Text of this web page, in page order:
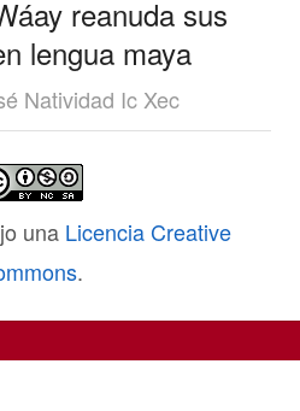
reanuda sus
lengua maya
Natividad Ic Xec
una Licencia Creative
.